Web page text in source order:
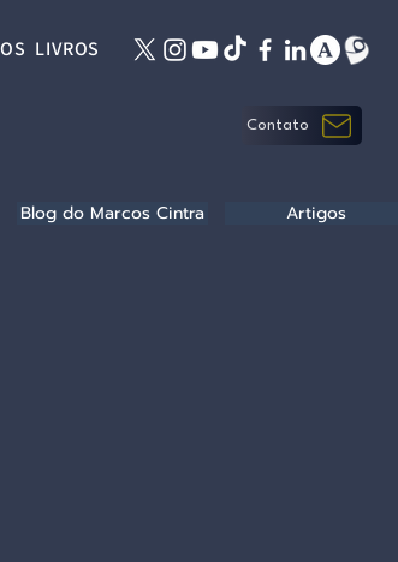
LIVROS
Contato
Blog do Marcos Cintra Artigos